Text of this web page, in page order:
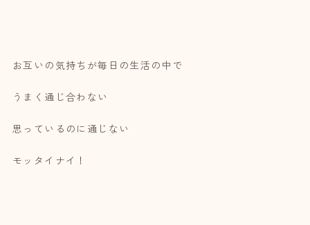
お互いの気持ちが毎日の生活の中で
うまく通じ合わない
思っているのに通じない
モッタイナイ！